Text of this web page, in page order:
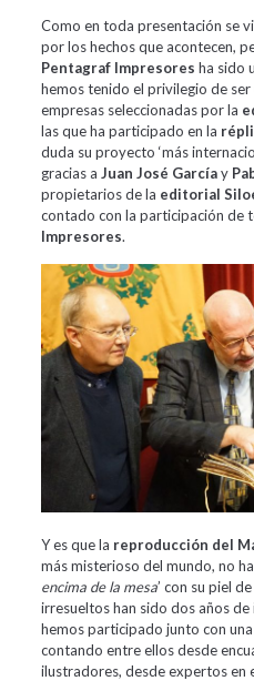
Como en toda presentación se
por los hechos que acontecen,
Pentagraf Impresores ha sido
hemos tenido el privilegio de ser
empresas seleccionadas por la
las que ha participado en la
duda su proyecto ‘más
gracias aJuan José Garcíay
propietarios de la editorial
contado con la participación de
Impresores.
Y es que la reproducción del
más misterioso del mundo, no
encima de la mesa’ con su piel
irresueltos han sido dos años
hemos participado junto con
contando entre ellos desde
ilustradores, desde expertos en